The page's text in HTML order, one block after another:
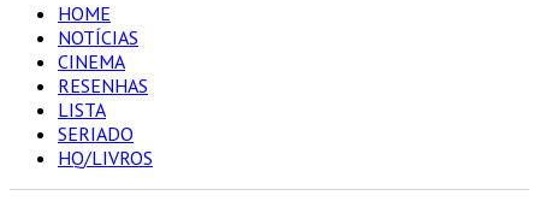
HOME
NOTÍCIAS
CINEMA
RESENHAS
LISTA
SERIADO
HQ/LIVROS